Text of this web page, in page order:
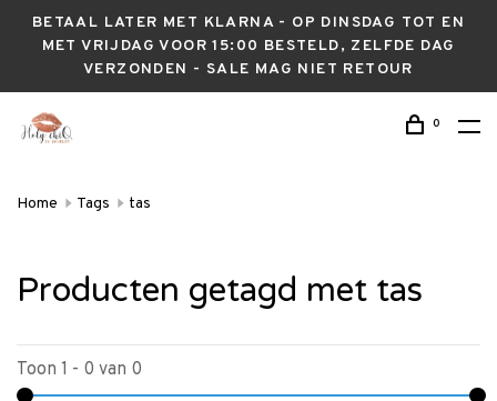
BETAAL LATER MET KLARNA - OP DINSDAG TOT EN
MET VRIJDAG VOOR 15:00 BESTELD, ZELFDE DAG
VERZONDEN - SALE MAG NIET RETOUR
0
Home Tags tas
Producten getagd met tas
Toon 1 - 0 van 0